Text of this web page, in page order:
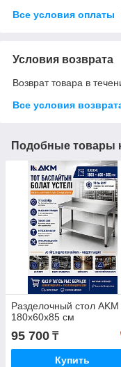
Все условия оплаты
Условия возврата
Возврат товара в
Все условия
Подобные товары
Разделочный стол AKM
180x60x85 см
95 700 ₸
Купить